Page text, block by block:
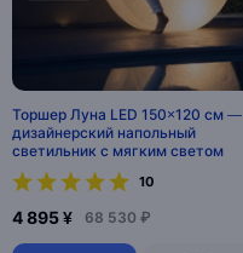
Торшер Луна LED 150×120 см —
дизайнерский напольный
светильник с мягким светом
10
4 895 ¥ 68 530 ₽